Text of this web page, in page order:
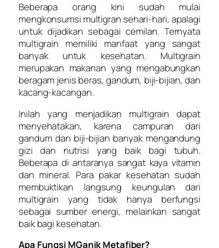
Beberapa orang kini sudah mulai
mengkonsumsi multigran sehari-hari, apalagi
untuk dijadikan sebagai cemilan. Ternyata
multigrain memiliki manfaat yang sangat
banyak untuk kesehatan. Multigrain
merupakan makanan yang mengabungkan
beragam jenis beras, gandum, biji-bijian, dan
kacang-kacangan.
Inilah yang menjadikan multigrain dapat
menyehatakan, karena campuran dari
gandum dan biji-bijian banyak mengandung
gizi dan nutrisi yang baik bagi tubuh.
Beberapa di antaranya sangat kaya vitamin
dan mineral. Para pakar kesehatan sudah
membuktikan langsung keungulan dari
multigrain yang tidak hanya berfungsi
sebagai sumber energi, melainkan sangat
baik bagi kesehatan.
Apa Fungsi MGanik Metafiber?